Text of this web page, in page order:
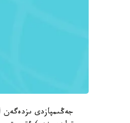
جەڭىمپازدى ىزدەگەن